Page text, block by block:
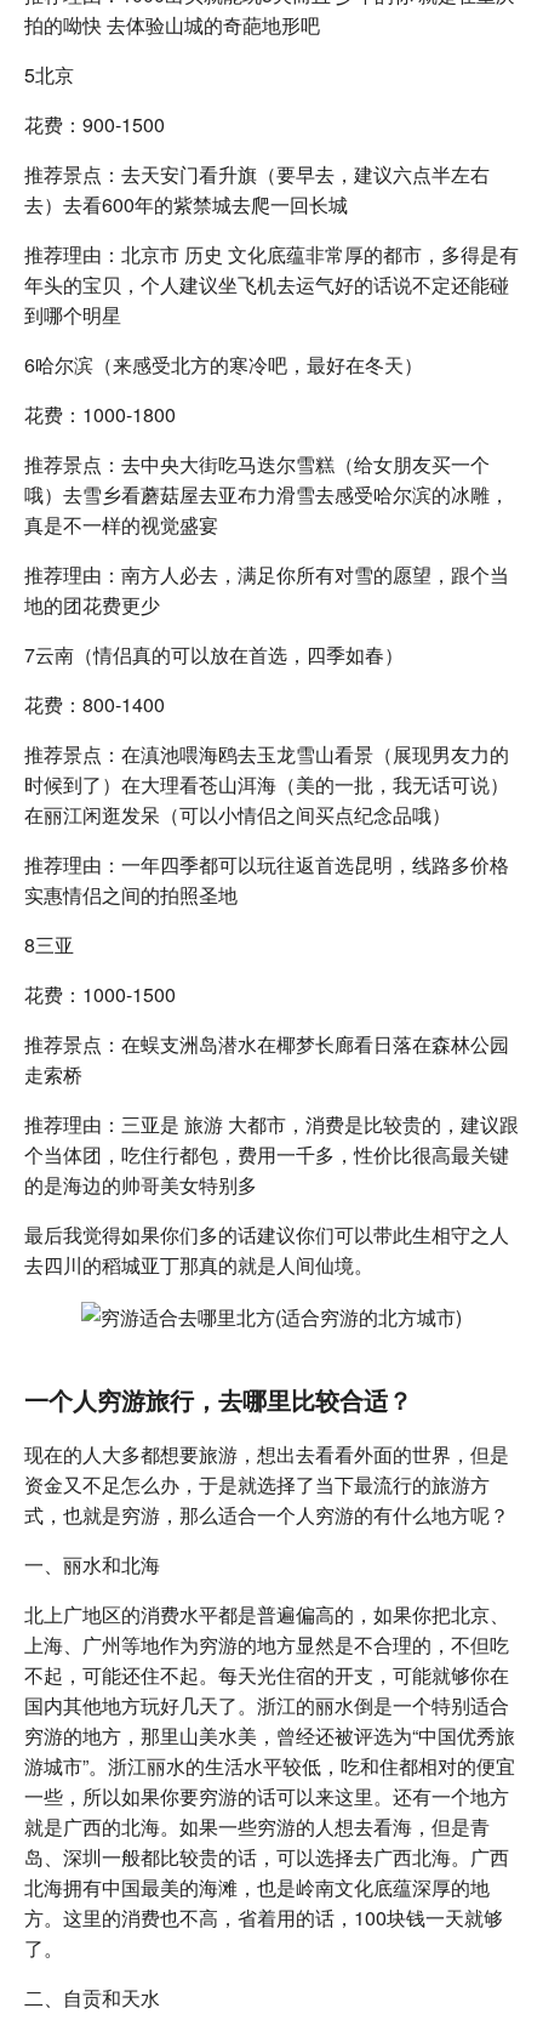
拍的呦快 去体验山城的奇葩地形吧
5北京
花费：900-1500
推荐景点：去天安门看升旗（要早去，建议六点半左右
去）去看600年的紫禁城去爬一回长城
推荐理由：北京市 历史 文化底蕴非常厚的都市，多得是有
年头的宝贝，个人建议坐飞机去运气好的话说不定还能碰
到哪个明星
6哈尔滨（来感受北方的寒冷吧，最好在冬天）
花费：1000-1800
推荐景点：去中央大街吃马迭尔雪糕（给女朋友买一个
哦）去雪乡看蘑菇屋去亚布力滑雪去感受哈尔滨的冰雕，
真是不一样的视觉盛宴
推荐理由：南方人必去，满足你所有对雪的愿望，跟个当
地的团花费更少
7云南（情侣真的可以放在首选，四季如春）
花费：800-1400
推荐景点：在滇池喂海鸥去玉龙雪山看景（展现男友力的
时候到了）在大理看苍山洱海（美的一批，我无话可说）
在丽江闲逛发呆（可以小情侣之间买点纪念品哦）
推荐理由：一年四季都可以玩往返首选昆明，线路多价格
实惠情侣之间的拍照圣地
8三亚
花费：1000-1500
推荐景点：在蜈支洲岛潜水在椰梦长廊看日落在森林公园
走索桥
推荐理由：三亚是 旅游 大都市，消费是比较贵的，建议跟
个当体团，吃住行都包，费用一千多，性价比很高最关键
的是海边的帅哥美女特别多
最后我觉得如果你们多的话建议你们可以带此生相守之人
去四川的稻城亚丁那真的就是人间仙境。
一个人穷游旅行，去哪里比较合适？
现在的人大多都想要旅游，想出去看看外面的世界，但是
资金又不足怎么办，于是就选择了当下最流行的旅游方
式，也就是穷游，那么适合一个人穷游的有什么地方呢？
一、丽水和北海
北上广地区的消费水平都是普遍偏高的，如果你把北京、
上海、广州等地作为穷游的地方显然是不合理的，不但吃
不起，可能还住不起。每天光住宿的开支，可能就够你在
国内其他地方玩好几天了。浙江的丽水倒是一个特别适合
穷游的地方，那里山美水美，曾经还被评选为“中国优秀旅
游城市”。浙江丽水的生活水平较低，吃和住都相对的便宜
一些，所以如果你要穷游的话可以来这里。还有一个地方
就是广西的北海。如果一些穷游的人想去看海，但是青
岛、深圳一般都比较贵的话，可以选择去广西北海。广西
北海拥有中国最美的海滩，也是岭南文化底蕴深厚的地
方。这里的消费也不高，省着用的话，100块钱一天就够
了。
二、自贡和天水